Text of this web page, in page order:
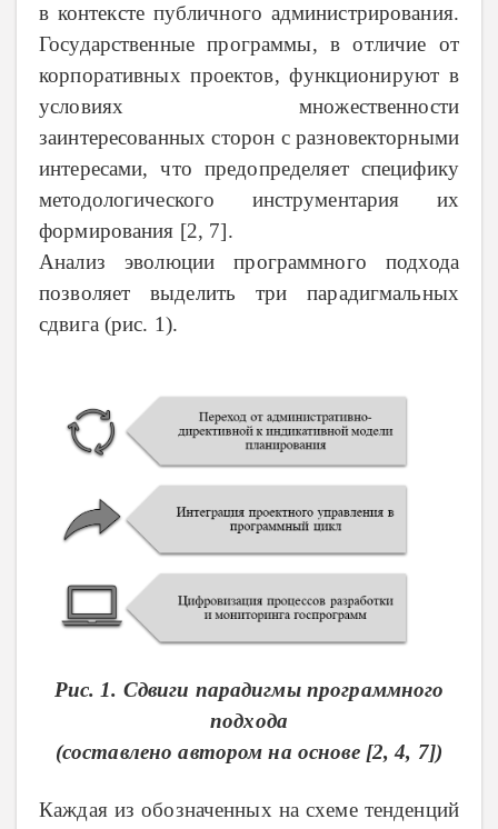
в контексте публичного администрирования.
Государственные программы, в отличие от
корпоративных проектов, функционируют в
условиях множественности
заинтересованных сторон с разновекторными
интересами, что предопределяет специфику
методологического инструментария их
формирования [2, 7].
Анализ эволюции программного подхода
позволяет выделить три парадигмальных
сдвига (рис. 1).
Рис. 1. Сдвиги парадигмы программного
подхода
(составлено автором на основе [2, 4, 7])
Каждая из обозначенных на схеме тенденций